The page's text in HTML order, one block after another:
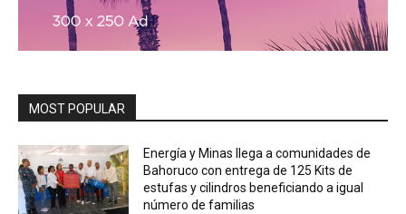
MOST POPULAR
Energía y Minas llega a comunidades de
Bahoruco con entrega de 125 Kits de
estufas y cilindros beneficiando a igual
número de familias